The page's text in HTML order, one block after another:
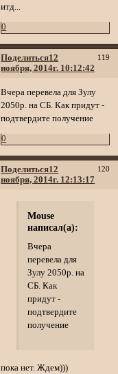
итд...
0
Поделиться 119
12
ноября, 2014г. 10:12:42
Вчера перевела для Зулу
2050р. на СБ. Как придут -
подтвердите получение
0
Поделиться 120
12
ноября, 2014г. 12:13:17
Mouse
написал(а):
Вчера
перевела для
Зулу 2050р. на
СБ. Как
придут -
подтвердите
получение
пока нет. Ждем)))